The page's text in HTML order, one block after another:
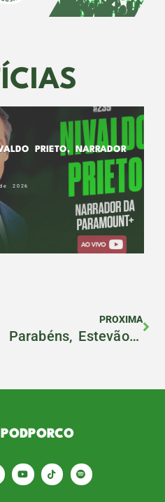
PRIETO, NARRADOR
2026
PROXIMA
Parabéns, Estevão Willian!